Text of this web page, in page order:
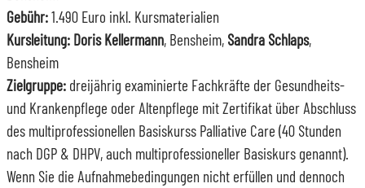
Gebühr:1.490 Euro inkl. Kursmaterialien
Kursleitung: Doris Kellermann, Bensheim, Sandra Schlaps,
Bensheim
Zielgruppe: dreijährig examinierte Fachkräfte der Gesundheits-
und Krankenpflege oder Altenpflege mit Zertifikat über Abschluss
des multiprofessionellen Basiskurss Palliative Care (40 Stunden
nach DGP & DHPV, auch multiprofessioneller Basiskurs genannt).
Wenn Sie die Aufnahmebedingungen nicht erfüllen und dennoch